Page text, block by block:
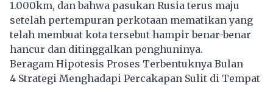
1.000km, dan bahwa pasukan Rusia terus maju
setelah pertempuran perkotaan mematikan yang
telah membuat kota tersebut hampir benar-benar
hancur dan ditinggalkan penghuninya.
Beragam Hipotesis Proses Terbentuknya Bulan
4 Strategi Menghadapi Percakapan Sulit di Tempat